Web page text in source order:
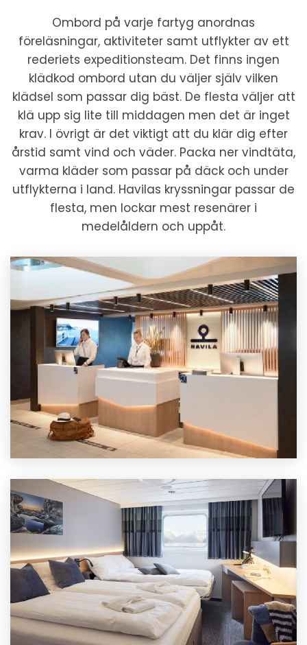
Ombord på varje fartyg anordnas
föreläsningar, aktiviteter samt utflykter av ett
rederiets expeditionsteam. Det finns ingen
klädkod ombord utan du väljer själv vilken
klädsel som passar dig bäst. De flesta väljer att
klä upp sig lite till middagen men det är inget
krav. I övrigt är det viktigt att du klär dig efter
årstid samt vind och väder. Packa ner vindtäta,
varma kläder som passar på däck och under
utflykterna i land. Havilas kryssningar passar de
flesta, men lockar mest resenärer i
medelåldern och uppåt.